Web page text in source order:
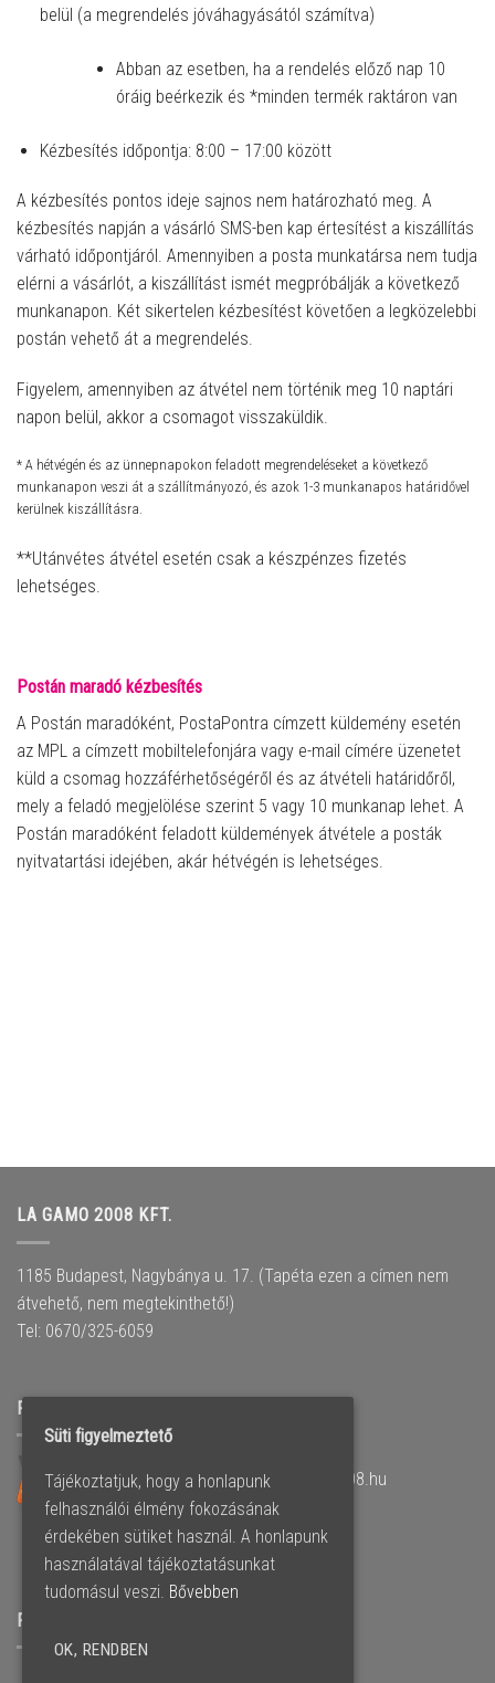
belül (a megrendelés jóváhagyásától számítva)
Abban az esetben, ha a rendelés előző nap 10
óráig beérkezik és *minden termék raktáron van
Kézbesítés időpontja: 8:00 – 17:00 között
A kézbesítés pontos ideje sajnos nem határozható meg. A
kézbesítés napján a vásárló SMS-ben kap értesítést a kiszállítás
várható időpontjáról. Amennyiben a posta munkatársa nem tudja
elérni a vásárlót, a kiszállítást ismét megpróbálják a következő
munkanapon. Két sikertelen kézbesítést követően a legközelebbi
postán vehető át a megrendelés.
Figyelem, amennyiben az átvétel nem történik meg 10 naptári
napon belül, akkor a csomagot visszaküldik.
* A hétvégén és az ünnepnapokon feladott megrendeléseket a következő
munkanapon veszi át a szállítmányozó, és azok 1-3 munkanapos határidővel
kerülnek kiszállításra.
**Utánvétes átvétel esetén csak a készpénzes fizetés
lehetséges.
Postán maradó kézbesítés
A Postán maradóként, PostaPontra címzett küldemény esetén
az MPL a címzett mobiltelefonjára vagy e-mail címére üzenetet
küld a csomag hozzáférhetőségéről és az átvételi határidőről,
mely a feladó megjelölése szerint 5 vagy 10 munkanap lehet. A
Postán maradóként feladott küldemények átvétele a posták
nyitvatartási idejében, akár hétvégén is lehetséges.
LA GAMO 2008 KFT.
1185 Budapest, Nagybánya u. 17. (Tapéta ezen a címen nem
átvehető, nem megtekinthető!)
Tel: 0670/325-6059
PARTNER OLDALUNK
Műanyag nyílászárók –www.lagamo2008.hu
FACEBOOK OLDALUNK
Süti figyelmeztető
Tájékoztatjuk, hogy a honlapunk
felhasználói élmény fokozásának
érdekében sütiket használ. A honlapunk
használatával tájékoztatásunkat
tudomásul veszi. Bővebben
OK, RENDBEN